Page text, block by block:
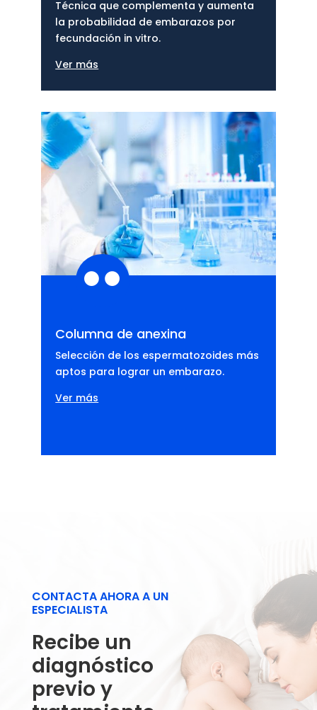
Técnica que complementa y aumenta
la probabilidad de embarazos por
fecundación in vitro.
Ver más

Columna de anexina
Selección de los espermatozoides más
aptos para lograr un embarazo.
Ver más
CONTACTA AHORA A UN
ESPECIALISTA
Recibe un
diagnóstico
previo y